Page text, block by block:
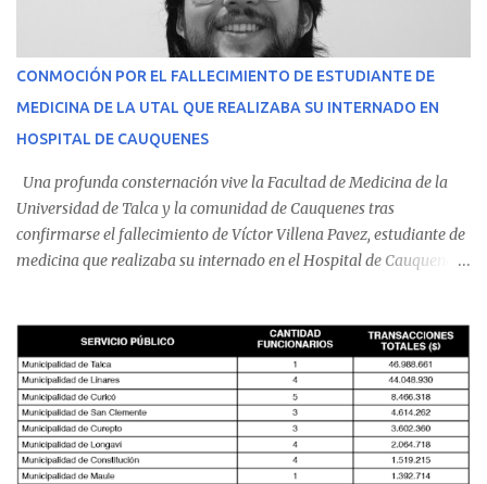
CONMOCIÓN POR EL FALLECIMIENTO DE ESTUDIANTE DE
MEDICINA DE LA UTAL QUE REALIZABA SU INTERNADO EN
HOSPITAL DE CAUQUENES
Una profunda consternación vive la Facultad de Medicina de la
Universidad de Talca y la comunidad de Cauquenes tras
confirmarse el fallecimiento de Víctor Villena Pavez, estudiante de
medicina que realizaba su internado en el Hospital de Cauquenes.
malestares físicos. Dada la complejidad de su estado de salud, el
equipo médico determinó su traslado de urgencia al Hospital
Regional de Talca y dado la urgencia la ambulancia partió hacia
Talca con escolta de Carabineros. En medio del traslado, el
estudiante de medicina de 25 años, se agravó y pese a los esfuerzos
del personal de emergencia terminó falleciendo, sin alcanzar a